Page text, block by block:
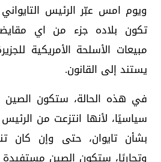
ويوم امس عبّر الرئيس
تكون بلاده جزء من اي
مبيعات الأسلحة الأمريكية
يستند إلى القانون.
في هذه الحالة، ستكون الصين
سياسيًا، لأنها انتزعت من
بشأن تايوان، حتى وإن كان